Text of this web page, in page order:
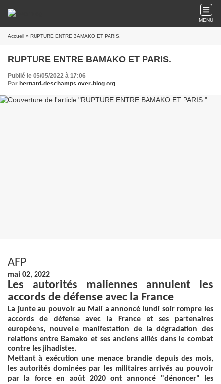
MENU
Accueil » RUPTURE ENTRE BAMAKO ET PARIS.
RUPTURE ENTRE BAMAKO ET PARIS.
Publié le 05/05/2022 à 17:06
Par bernard-deschamps.over-blog.org
AFP
mai 02, 2022
Les autorités maliennes annulent les
accords de défense avec la France
La junte au pouvoir au Mali a annoncé lundi soir rompre les
accords de défense avec la France et ses partenaires
européens, nouvelle manifestation de la dégradation des
relations entre Bamako et ses anciens alliés dans le combat
contre les jihadistes.
Mettant à exécution une menace brandie depuis des mois,
les autorités dominées par les militaires arrivés au pouvoir
par la force en août 2020 ont annoncé "dénoncer" les